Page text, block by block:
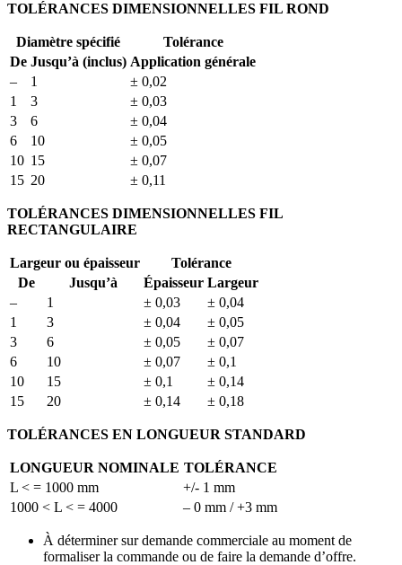
TOLÉRANCES DIMENSIONNELLES FIL ROND
Diamètre spécifié
Tolérance
De Jusqu’à (inclus) Application générale
–
1
± 0,02
1
3
± 0,03
3
6
± 0,04
6
10
± 0,05
10 15
± 0,07
15 20 ± 0,11
TOLÉRANCES DIMENSIONNELLES FIL
RECTANGULAIRE
Largeur ou épaisseur
Tolérance
De
Jusqu’à Épaisseur Largeur
–
1 ± 0,03
± 0,04
1
3 ± 0,04
± 0,05
3
6 ± 0,05
± 0,07
6
10 ± 0,07
± 0,1
10
15 ± 0,1
± 0,14
15
20 ± 0,14 ± 0,18
TOLÉRANCES EN LONGUEUR STANDARD
LONGUEUR NOMINALE TOLÉRANCE
L < = 1000 mm
+/- 1 mm
1000 < L < = 4000
– 0 mm / +3 mm
À déterminer sur demande commerciale au moment de
formaliser la commande ou de faire la demande d’offre.